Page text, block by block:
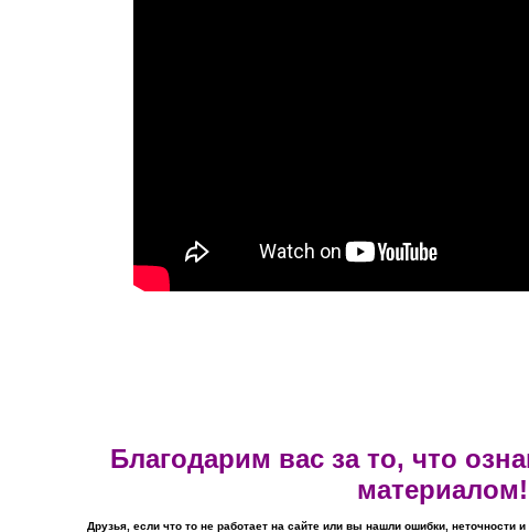
Благодарим вас за то, что
материалом!
Друзья, если что то не работает на сайте или вы нашли ошибки, неточности